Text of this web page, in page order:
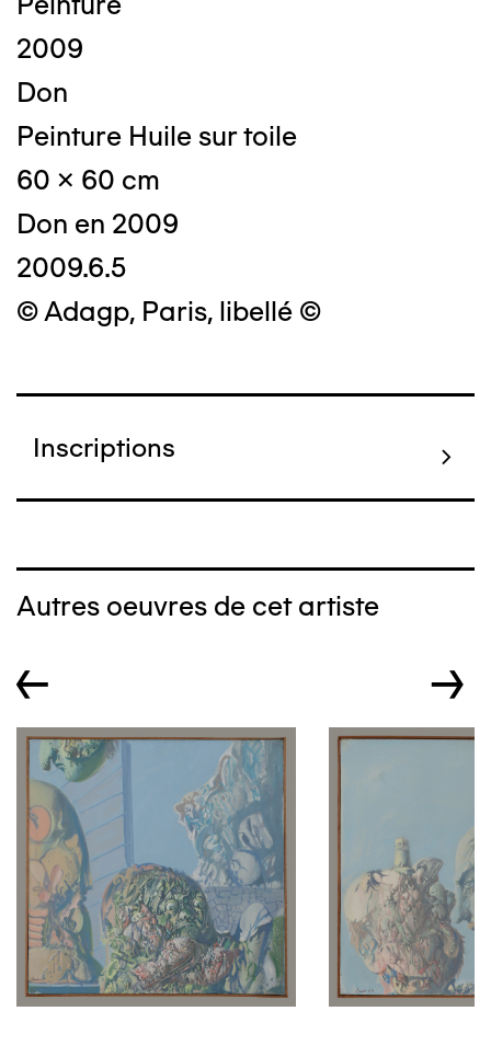
2009
Don
Peinture Huile sur toile
60 x 60 cm
Don en 2009
2009.6.5
© Adagp, Paris, libellé ©
Inscriptions
Autres oeuvres de cet artiste
← →